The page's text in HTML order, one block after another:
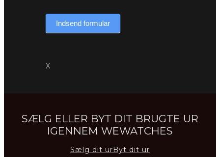
Indsend formular
X
SÆLG ELLER BYT DIT BRUGTE UR
IGENNEM WEWATCHES
Sælg dit urByt dit ur